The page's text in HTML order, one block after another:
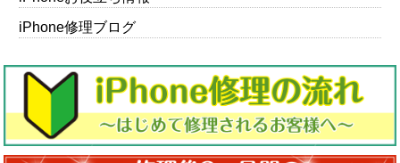
iPhone修理ブログ